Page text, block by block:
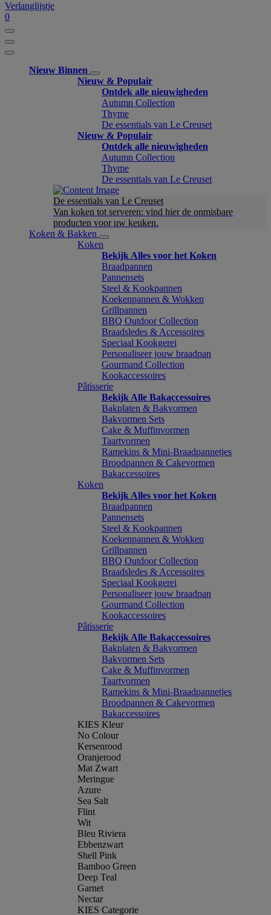
Verlanglijstje
0
Nieuw Binnen
Nieuw & Populair
Ontdek alle nieuwigheden
Autumn Collection
Thyme
De essentials van Le Creuset
Nieuw & Populair
Ontdek alle nieuwigheden
Autumn Collection
Thyme
De essentials van Le Creuset
De essentials van Le Creuset
Van koken tot serveren: vind hier de onmisbare
producten voor uw keuken.
Koken & Bakken
Koken
Bekijk Alles voor het Koken
Braadpannen
Pannensets
Steel & Kookpannen
Koekenpannen & Wokken
Grillpannen
BBQ Outdoor Collection
Braadsledes & Accessoires
Speciaal Kookgerei
Personaliseer jouw braadpan
Gourmand Collection
Kookaccessoires
Pâtisserie
Bekijk Alle Bakaccessoires
Bakplaten & Bakvormen
Bakvormen Sets
Cake & Muffinvormen
Taartvormen
Ramekins & Mini-Braadpannetjes
Broodpannen & Cakevormen
Bakaccessoires
Koken
Bekijk Alles voor het Koken
Braadpannen
Pannensets
Steel & Kookpannen
Koekenpannen & Wokken
Grillpannen
BBQ Outdoor Collection
Braadsledes & Accessoires
Speciaal Kookgerei
Personaliseer jouw braadpan
Gourmand Collection
Kookaccessoires
Pâtisserie
Bekijk Alle Bakaccessoires
Bakplaten & Bakvormen
Bakvormen Sets
Cake & Muffinvormen
Taartvormen
Ramekins & Mini-Braadpannetjes
Broodpannen & Cakevormen
Bakaccessoires
KIES Kleur
No Colour
Kersenrood
Oranjerood
Mat Zwart
Meringue
Azure
Sea Salt
Flint
Wit
Bleu Riviera
Ebbenzwart
Shell Pink
Bamboo Green
Deep Teal
Garnet
Nectar
KIES Categorie